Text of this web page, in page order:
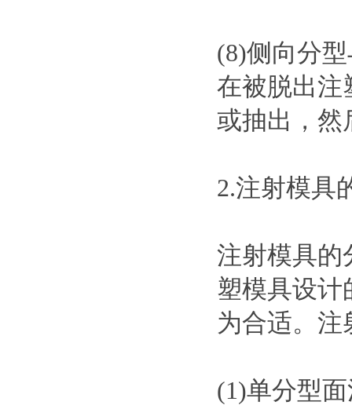
(8)侧向分
在被脱出注
或抽出，然
2.注射模具
注射模具的
塑模具设计
为合适。注
(1)单分型